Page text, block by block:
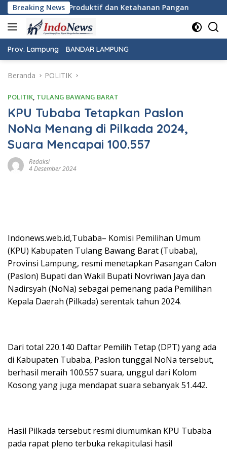
Langsung
ke
konten
Breaking News
Pangan Pemeriksaan Kesehatan Gratis
Prov. Lampung BANDAR LAMPUNG
Beranda POLITIK
POLITIK, TULANG BAWANG BARAT
KPU Tubaba Tetapkan Paslon
NoNa Menang di Pilkada 2024,
Suara Mencapai 100.557
Redaksi
4 Desember 2024
Indonews.web.id,Tubaba– Komisi Pemilihan Umum
(KPU) Kabupaten Tulang Bawang Barat (Tubaba),
Provinsi Lampung, resmi menetapkan Pasangan Calon
(Paslon) Bupati dan Wakil Bupati Novriwan Jaya dan
Nadirsyah (NoNa) sebagai pemenang pada Pemilihan
Kepala Daerah (Pilkada) serentak tahun 2024.
Dari total 220.140 Daftar Pemilih Tetap (DPT) yang ada
di Kabupaten Tubaba, Paslon tunggal NoNa tersebut,
berhasil meraih 100.557 suara, unggul dari Kolom
Kosong yang juga mendapat suara sebanyak 51.442.
Hasil Pilkada tersebut resmi diumumkan KPU Tubaba
pada rapat pleno terbuka rekapitulasi hasil